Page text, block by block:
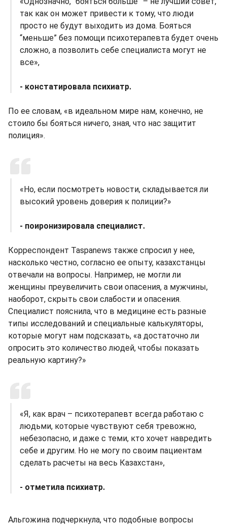
так как он может привести к тому, что люди
просто не будут выходить из дома. Бояться
“меньше” без помощи психотерапевта будет очень
сложно, а позволить себе специалиста могут не
все»,
- констатировала психиатр.
По ее словам, «в идеальном мире нам, конечно, не
стоило бы бояться ничего, зная, что нас защитит
полиция».
«Но, если посмотреть новости, складывается ли
высокий уровень доверия к полиции?»
- поиронизировала специалист.
Корреспондент Taspanews также спросил у нее,
насколько честно, согласно ее опыту, казахстанцы
отвечали на вопросы. Например, не могли ли
женщины преувеличить свои опасения, а мужчины,
наоборот, скрыть свои слабости и опасения.
Специалист пояснила, что в медицине есть разные
типы исследований и специальные калькуляторы,
которые могут нам подсказать, «а достаточно ли
опросить это количество людей, чтобы показать
реальную картину?»
«Я, как врач – психотерапевт всегда работаю с
людьми, которые чувствуют себя тревожно,
небезопасно, и даже с теми, кто хочет навредить
себе и другим. Но не могу по своим пациентам
сделать расчеты на весь Казахстан»,
- отметила психиатр.
Альгожина подчеркнула, что подобные вопросы